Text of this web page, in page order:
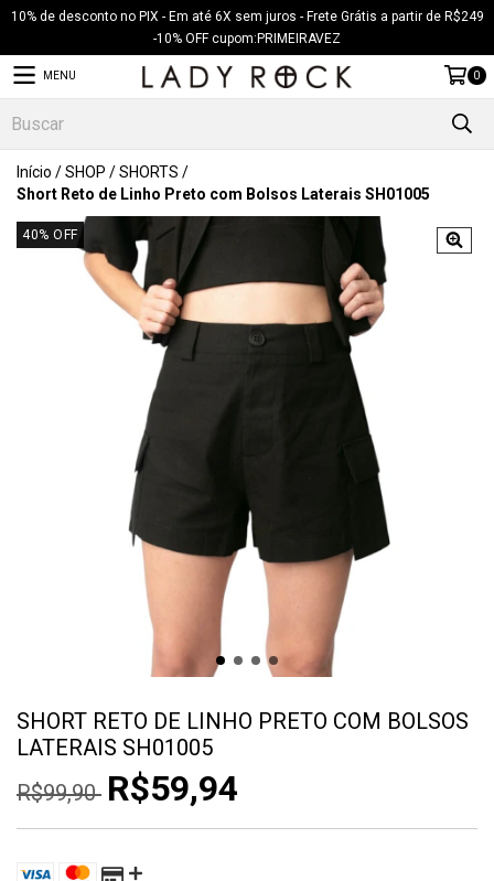
10% de desconto no PIX - Em até 6X sem juros - Frete Grátis a partir de R$249
-10% OFF cupom:PRIMEIRAVEZ
MENU 0
Início /SHOP /SHORTS /
Short Reto de Linho Preto com Bolsos Laterais SH01005
40% OFF
SHORT RETO DE LINHO PRETO COM BOLSOS
LATERAIS SH01005
R$99,90 R$59,94